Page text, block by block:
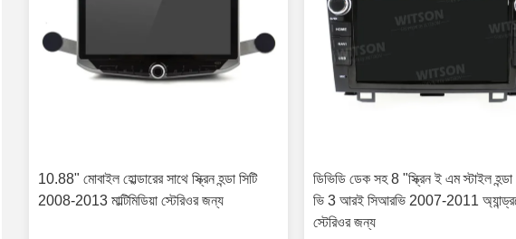
10.88" মোবাইল হোল্ডারের সাথে স্ক্রিন হন্ডা সিটি
2008-2013 মাল্টিমিডিয়া স্টেরিওর জন্য
ডিভিডি ডেক সহ 8 "স্ক্রিন ই এম স্টাইল
ভি 3 আরই সিআরভি 2007-2011
স্টেরিওর জন্য